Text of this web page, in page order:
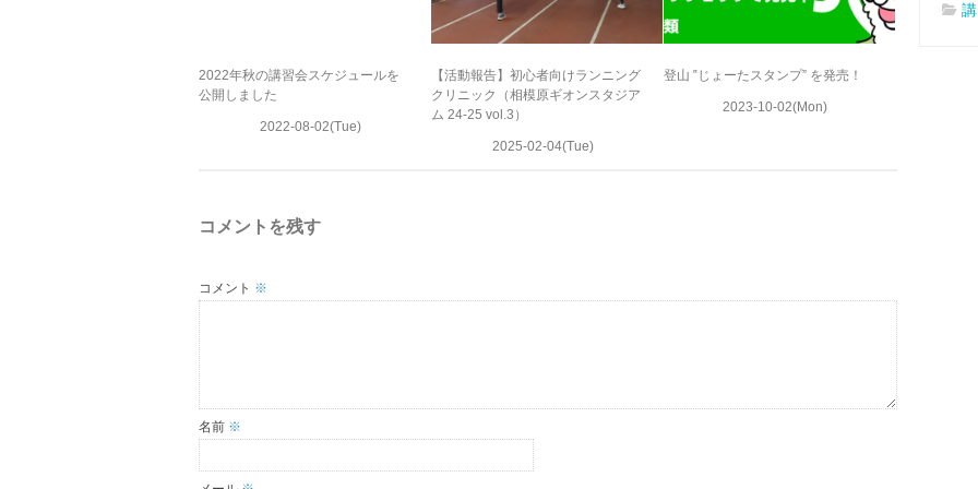
2022年秋の講習会スケジュールを
公開しました
2022-08-02(Tue)
【活動報告】初心者向けランニング
クリニック（相模原ギオンスタジア
ム 24-25 vol.3）
2025-02-04(Tue)
登山 ‟じょーたスタンプ” を発売！
2023-10-02(Mon)
コメントを残す
コメント ※
名前 ※